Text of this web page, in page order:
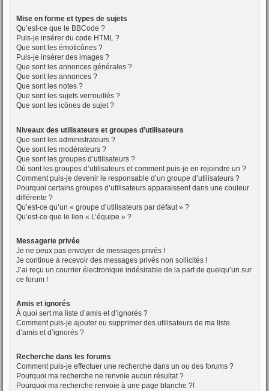
Mise en forme et types de sujets
Qu’est-ce que le BBCode ?
Puis-je insérer du code HTML ?
Que sont les émoticônes ?
Puis-je insérer des images ?
Que sont les annonces générales ?
Que sont les annonces ?
Que sont les notes ?
Que sont les sujets verrouillés ?
Que sont les icônes de sujet ?
Niveaux des utilisateurs et groupes d’utilisateurs
Que sont les administrateurs ?
Que sont les modérateurs ?
Que sont les groupes d’utilisateurs ?
Où sont les groupes d’utilisateurs et comment puis-je en rejoindre un ?
Comment puis-je devenir le responsable d’un groupe d’utilisateurs ?
Pourquoi certains groupes d’utilisateurs apparaissent dans une couleur
différente ?
Qu’est-ce qu’un « groupe d’utilisateurs par défaut » ?
Qu’est-ce que le lien « L’équipe » ?
Messagerie privée
Je ne peux pas envoyer de messages privés !
Je continue à recevoir des messages privés non sollicités !
J’ai reçu un courrier électronique indésirable de la part de quelqu’un sur
ce forum !
Amis et ignorés
À quoi sert ma liste d’amis et d’ignorés ?
Comment puis-je ajouter ou supprimer des utilisateurs de ma liste
d’amis et d’ignorés ?
Recherche dans les forums
Comment puis-je effectuer une recherche dans un ou des forums ?
Pourquoi ma recherche ne renvoie aucun résultat ?
Pourquoi ma recherche renvoie à une page blanche ?!